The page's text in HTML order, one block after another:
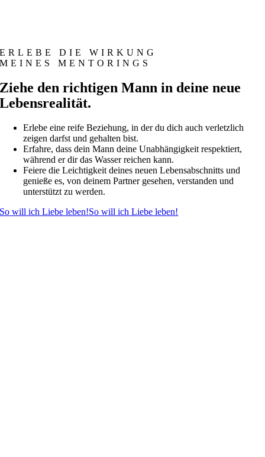
ERLEBE DIE WIRKUNG
MEINES MENTORINGS
Ziehe den richtigen Mann in deine neue
Lebensrealität.
Erlebe eine reife Beziehung, in der du dich auch verletzlich
zeigen darfst und gehalten bist.
Erfahre, dass dein Mann deine Unabhängigkeit respektiert,
während er dir das Wasser reichen kann.
Feiere die Leichtigkeit deines neuen Lebensabschnitts und
genieße es, von deinem Partner gesehen, verstanden und
unterstützt zu werden.
So will ich Liebe leben!So will ich Liebe leben!